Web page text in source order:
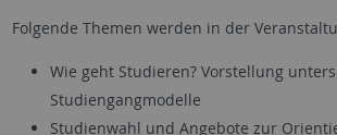
Folgende Themen werden in der
Wie geht Studieren? Vorstellung
Studiengangmodelle
Studienwahl und Angebote zur